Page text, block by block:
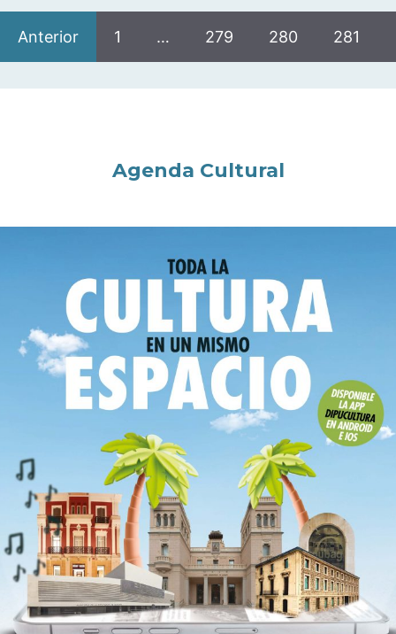
Anterior 1 … 279 280 281
Agenda Cultural